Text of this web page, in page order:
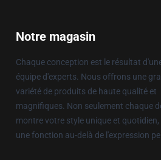
Notre magasin
Chaque conception est le résultat
équipe d'experts. Nous offrons une
variété de produits de haute qualité et
magnifiques. Non seulement chaque
montre votre style unique et quotidien,
une fonction au-delà de l'expression